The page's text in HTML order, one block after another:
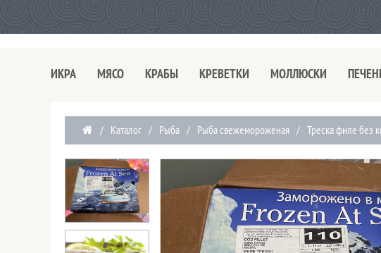
ИКРА МЯСО КРАБЫ КРЕВЕТКИ МОЛЛЮСКИ
/ Каталог / Рыба / Рыба свежемороженая / Треска филе без